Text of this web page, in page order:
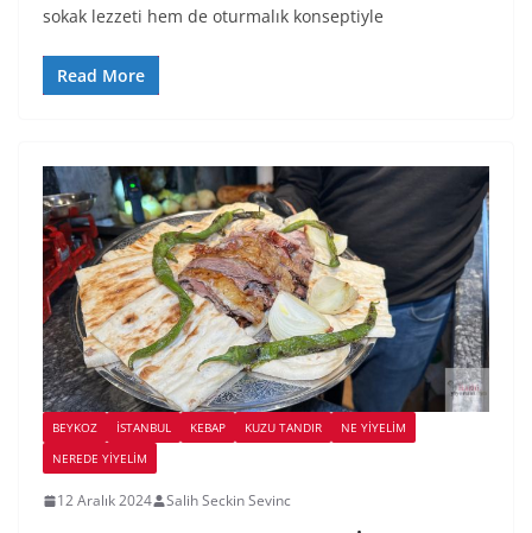
sokak lezzeti hem de oturmalık konseptiyle
Read More
BEYKOZ İSTANBUL KEBAP KUZU TANDIR
NE YİYELİM
NEREDE YİYELİM
12 Aralık 2024 Salih Seckin Sevinc